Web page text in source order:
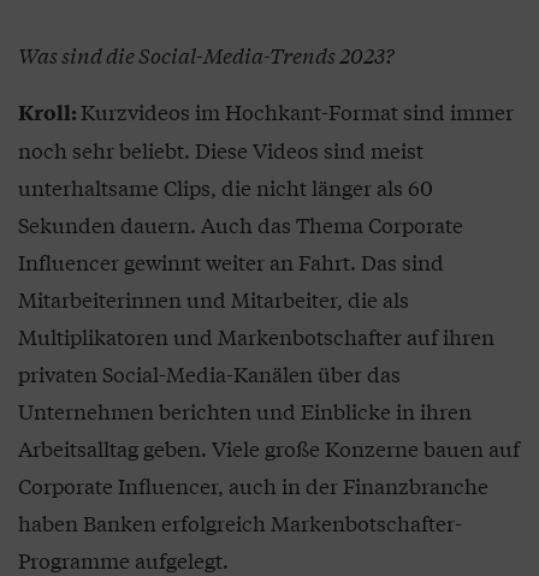
Was sind die Social-Media-Trends 2023?
Kroll:Kurzvideos im Hochkant-Format sind immer
noch sehr beliebt. Diese Videos sind meist
unterhaltsame Clips, die nicht länger als 60
Sekunden dauern. Auch das Thema Corporate
Influencer gewinnt weiter an Fahrt. Das sind
Mitarbeiterinnen und Mitarbeiter, die als
Multiplikatoren und Markenbotschafter auf ihren
privaten Social-Media-Kanälen über das
Unternehmen berichten und Einblicke in ihren
Arbeitsalltag geben. Viele große Konzerne bauen auf
Corporate Influencer, auch in der Finanzbranche
haben Banken erfolgreich Markenbotschafter-
Programme aufgelegt.